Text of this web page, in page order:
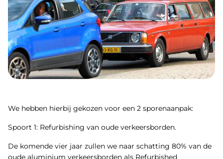
We hebben hierbij gekozen voor een 2 sporenaanpak:
Spoort 1: Refurbishing van oude verkeersborden.
De komende vier jaar zullen we naar schatting 80% van de
oude aluminium verkeersborden als Refurbished